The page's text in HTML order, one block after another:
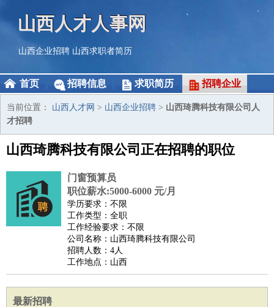
山西人才人事网
山西企业招聘 山西求职者简历
首页 招聘信息 求职简历 招聘企业
当前位置： 山西人才网 > 山西企业招聘 > 山西琦腾科技有限公司人
才招聘
山西琦腾科技有限公司正在招聘的职位
门窗预算员
职位薪水:5000-6000 元/月
学历要求：不限
工作类型：全职
工作经验要求：不限
公司名称：山西琦腾科技有限公司
招聘人数：4人
工作地点：山西
最新招聘